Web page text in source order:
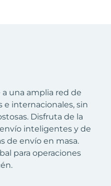
una amplia red de
e internacionales, sin
Disfruta de la
inteligentes y de
de envío en masa.
para operaciones